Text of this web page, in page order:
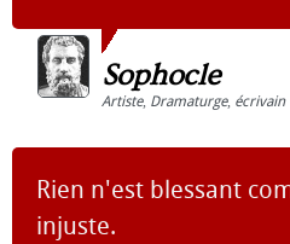
Sophocle
Artiste, Dramaturge, écrivain
Rien n'est blessant
injuste.